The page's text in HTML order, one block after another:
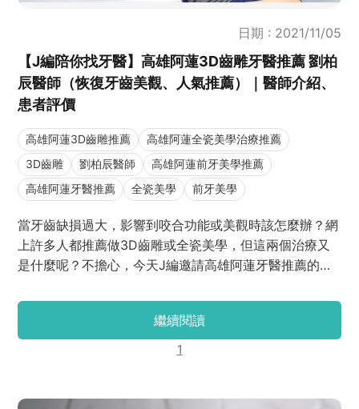
日期 : 2021/11/05
【J編陪你找牙醫】高雄阿蓮3D齒雕牙醫推薦 劉柏
辰醫師（恢復牙齒美觀、人氣推薦）｜醫師介紹、
患者評價
高雄阿蓮3D齒雕推薦
高雄阿蓮全瓷美學治療推薦
3D齒雕
劉柏辰醫師
高雄阿蓮前牙美學推薦
高雄阿蓮牙醫推薦
全瓷美學 前牙美學
當牙齒缺損過大，影響到咬合功能或美觀時該怎麼辦？網
上許多人都推薦做3D齒雕或全瓷美學，但這兩個治療又
是什麼呢？不擔心，今天J編邀請高雄阿蓮牙醫推薦的劉
缺點和實際案例吧！
繼續閱讀
1